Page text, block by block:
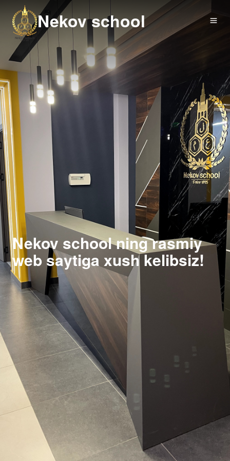
Nekov school
Nekov school ning rasmiy
web saytiga xush kelibsiz!